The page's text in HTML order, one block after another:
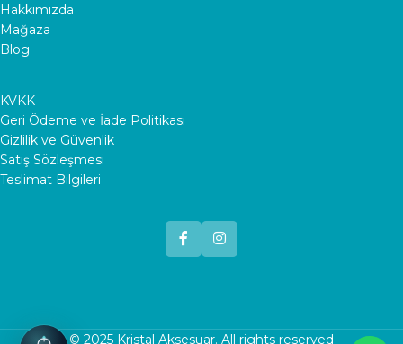
Hakkımızda
Mağaza
Blog
KVKK
Geri Ödeme ve İade Politikası
Gizlilik ve Güvenlik
Satış Sözleşmesi
Teslimat Bilgileri
© 2025 Kristal Aksesuar. All rights reserved